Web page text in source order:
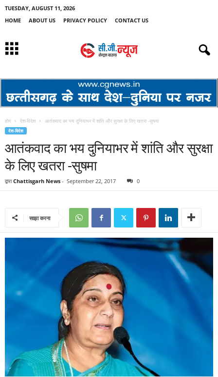
TUESDAY, AUGUST 11, 2026
HOME
ABOUT US PRIVACY POLICY CONTACT US
होम देश-विदेश आतंकवाद का भय दुनियाभर में शांति और सुरक्षा के लिए खतरा -सुषमा
देश-विदेश
आतंकवाद का भय दुनियाभर में शांति और सुरक्षा
के लिए खतरा -सुषमा
द्वारा Chattisgarh News - September 22, 2017 0
साझा करना